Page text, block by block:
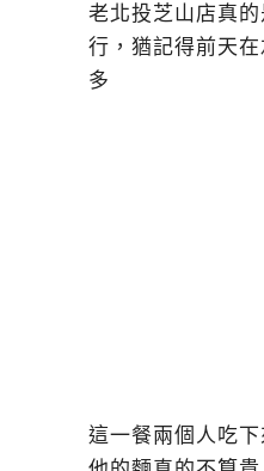
老北投芝山店真
行，猶記得前天
多
這一餐兩個人吃